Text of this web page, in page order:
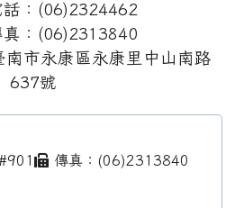
：(06)2324462
：(06)2313840
市永康區永康里中山南路
637號
傳真：(06)2313840